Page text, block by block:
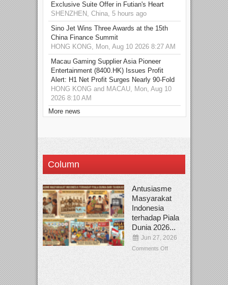
Exclusive Suite Offer in Futian's Heart
SHENZHEN, China, 5 hours ago
Sino Jet Wins Three Awards at the 15th
China Finance Summit
HONG KONG, Mon, Aug 10 2026 8:27 AM
Macau Gaming Supplier Asia Pioneer
Entertainment (8400.HK) Issues Profit
Alert: H1 Net Profit Surges Nearly 90-Fold
HONG KONG and MACAU, Mon, Aug 10
2026 8:10 AM
More news
Column
Antusiasme
Masyarakat
Indonesia
terhadap Piala
Dunia 2026...
Jun 27, 2026
Comments Off